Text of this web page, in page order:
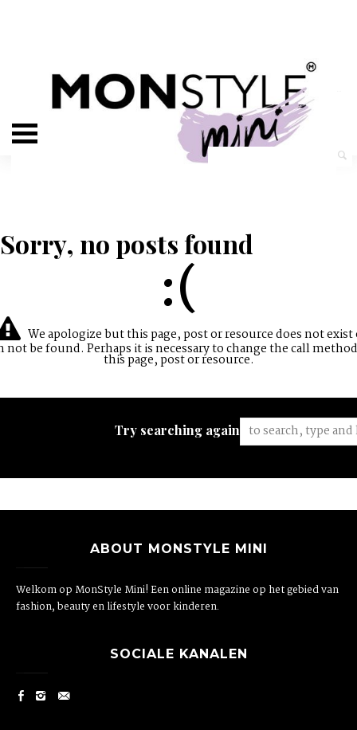
Sorry, no posts found
:(
We apologize but this page, post or resource does not exist
not be found. Perhaps it is necessary to change the call
this page, post or resource.
Try searching again:
ABOUT MONSTYLE MINI
Welkom op MonStyle Mini! Een online magazine op het gebied van
fashion, beauty en lifestyle voor kinderen.
SOCIALE KANALEN